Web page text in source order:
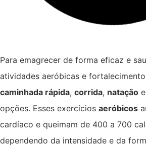
Para emagrecer de forma eficaz e
atividades aeróbicas e
caminhada rápida, corrida, natação e
opções. Esses exercícios aeróbicos
cardíaco e queimam de 400 a 700
dependendo da intensidade e da